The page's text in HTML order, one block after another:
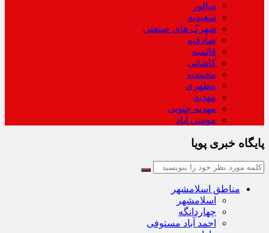
سالور
سعیدیه
شهرک های صنعتی
صادقیه
قائمیه
کاشانی
محمدیه
مطهری
مهدیه
مهدیه جنوبی
موسی آباد
پایگاه خبری پویا
مناطق اسلامشهر
اسلامشهر
چهاردانگه
احمد آباد مستوفی